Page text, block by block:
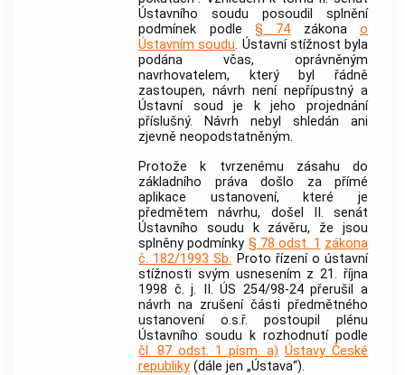
Ústavního soudu posoudil splnění
podmínek podle § 74 zákona o
Ústavním soudu. Ústavní stížnost byla
podána včas, oprávněným
navrhovatelem, který byl řádně
zastoupen, návrh není nepřípustný a
Ústavní soud je k jeho projednání
příslušný. Návrh nebyl shledán ani
zjevně neopodstatněným.
Protože k tvrzenému zásahu do
základního práva došlo za přímé
aplikace ustanovení, které je
předmětem návrhu, došel II. senát
Ústavního soudu k závěru, že jsou
splněny podmínky § 78 odst. 1 zákona
č. 182/1993 Sb. Proto řízení o ústavní
stížnosti svým usnesením z 21. října
1998 č. j. II. ÚS 254/98-24 přerušil a
návrh na zrušení části předmětného
ustanovení o.s.ř. postoupil plénu
Ústavního soudu k rozhodnutí podle
čl. 87 odst. 1 písm. a) Ústavy České
republiky (dále jen „Ústava“).